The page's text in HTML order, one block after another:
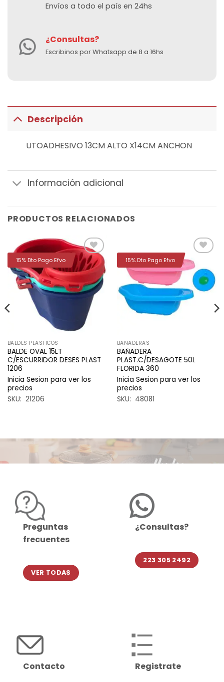
Envíos a todo el país en 24hs
¿Consultas?
Escribinos por Whatsapp de 8 a 16hs
Descripción
UTOADHESIVO 13CM ALTO X14CM ANCHON
Información adicional
PRODUCTOS RELACIONADOS
Añadir
a la
lista de
deseos
BALDES PLASTICOS
BALDE OVAL 15LT
C/ESCURRIDOR DESES PLAST
1206
Inicia Sesion para ver los
precios
SKU: 21206
15% Dto Pago Efvo
Añadir
a la
lista de
deseos
BANADERAS
BAÑADERA
PLAST.C/DESAGOTE 50L
FLORIDA 360
Inicia Sesion para ver los
precios
SKU: 48081
15% Dto Pago Efvo
Preguntas
frecuentes
VER TODAS
¿Consultas?
223 305 2492
Contacto Registrate